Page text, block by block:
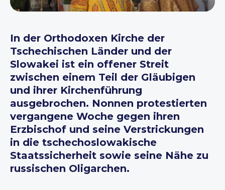
In der Orthodoxen Kirche der
Tschechischen Länder und der
Slowakei ist ein offener Streit
zwischen einem Teil der Gläubigen
und ihrer Kirchenführung
ausgebrochen. Nonnen protestierten
vergangene Woche gegen ihren
Erzbischof und seine Verstrickungen
in die tschechoslowakische
Staatssicherheit sowie seine Nähe zu
russischen Oligarchen.